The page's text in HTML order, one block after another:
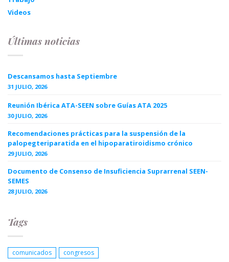
Videos
Últimas noticias
Descansamos hasta Septiembre
31 JULIO, 2026
Reunión Ibérica ATA-SEEN sobre Guías ATA 2025
30 JULIO, 2026
Recomendaciones prácticas para la suspensión de la
palopegteriparatida en el hipoparatiroidismo crónico
29 JULIO, 2026
Documento de Consenso de Insuficiencia Suprarrenal SEEN-
SEMES
28 JULIO, 2026
Tags
comunicados congresos